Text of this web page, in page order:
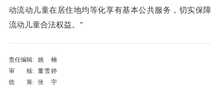
动流动儿童在居住地均等化享有基本公共服务，切实保障
流动儿童合法权益。”
责任编辑: 姚楠
审 核: 董雪婷
统 筹: 张宇